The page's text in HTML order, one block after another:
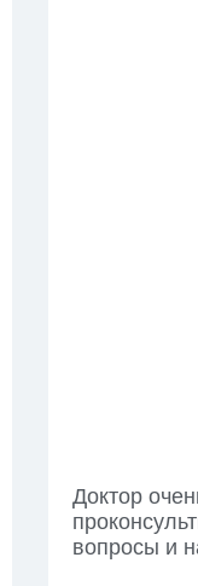
Доктор
вопросы и